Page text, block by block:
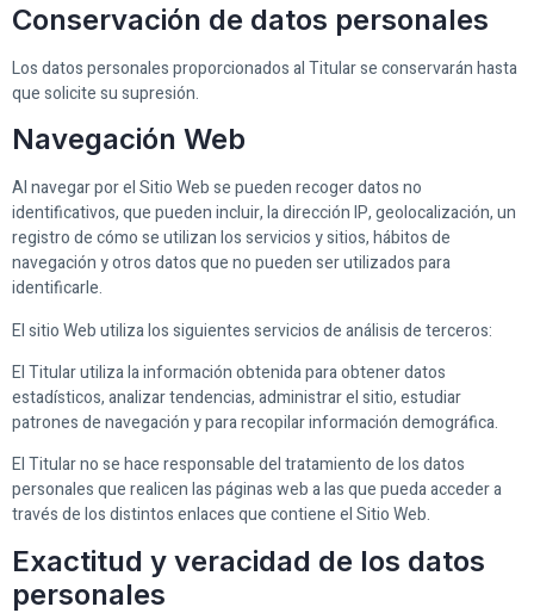
Conservación de datos personales
Los datos personales proporcionados al Titular se conservarán hasta
que solicite su supresión.
Navegación Web
Al navegar por el Sitio Web se pueden recoger datos no
identificativos, que pueden incluir, la dirección IP, geolocalización, un
registro de cómo se utilizan los servicios y sitios, hábitos de
navegación y otros datos que no pueden ser utilizados para
identificarle.
El sitio Web utiliza los siguientes servicios de análisis de terceros:
El Titular utiliza la información obtenida para obtener datos
estadísticos, analizar tendencias, administrar el sitio, estudiar
patrones de navegación y para recopilar información demográfica.
El Titular no se hace responsable del tratamiento de los datos
personales que realicen las páginas web a las que pueda acceder a
través de los distintos enlaces que contiene el Sitio Web.
Exactitud y veracidad de los datos
personales